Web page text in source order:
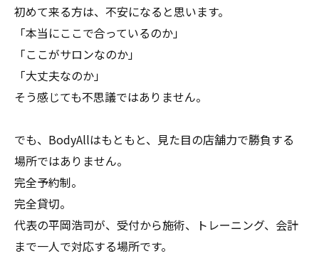
初めて来る方は、不安になると思います。
「本当にここで合っているのか」
「ここがサロンなのか」
「大丈夫なのか」
そう感じても不思議ではありません。
でも、BodyAllはもともと、見た目の店舗力で勝負する
場所ではありません。
完全予約制。
完全貸切。
代表の平岡浩司が、受付から施術、トレーニング、会計
まで一人で対応する場所です。